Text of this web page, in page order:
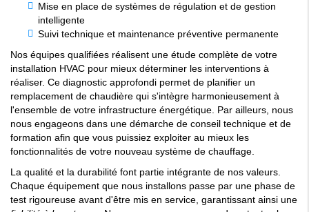
Mise en place de systèmes de régulation et de gestion
intelligente
Suivi technique et maintenance préventive permanente
Nos équipes qualifiées réalisent une étude complète de votre
installation HVAC pour mieux déterminer les interventions à
réaliser. Ce diagnostic approfondi permet de planifier un
remplacement de chaudière qui s'intègre harmonieusement à
l'ensemble de votre infrastructure énergétique. Par ailleurs, nous
nous engageons dans une démarche de conseil technique et de
formation afin que vous puissiez exploiter au mieux les
fonctionnalités de votre nouveau système de chauffage.
La qualité et la durabilité font partie intégrante de nos valeurs.
Chaque équipement que nous installons passe par une phase de
test rigoureuse avant d'être mis en service, garantissant ainsi une